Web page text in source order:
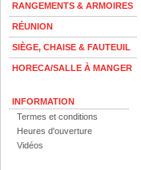
RANGEMENTS & ARMOIRES
RÉUNION
SIÈGE, CHAISE & FAUTEUIL
HORECA/SALLE À MANGER
INFORMATION
Termes et conditions
Heures d'ouverture
Vidéos